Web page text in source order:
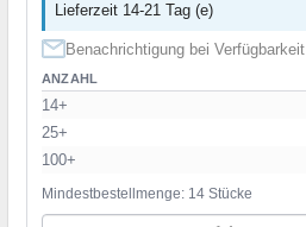
Lieferzeit 14-21 Tag (e)
Benachrichtigung bei Verfügbarkeit
ANZAHL
14+
25+
100+
Mindestbestellmenge: 14 Stücke